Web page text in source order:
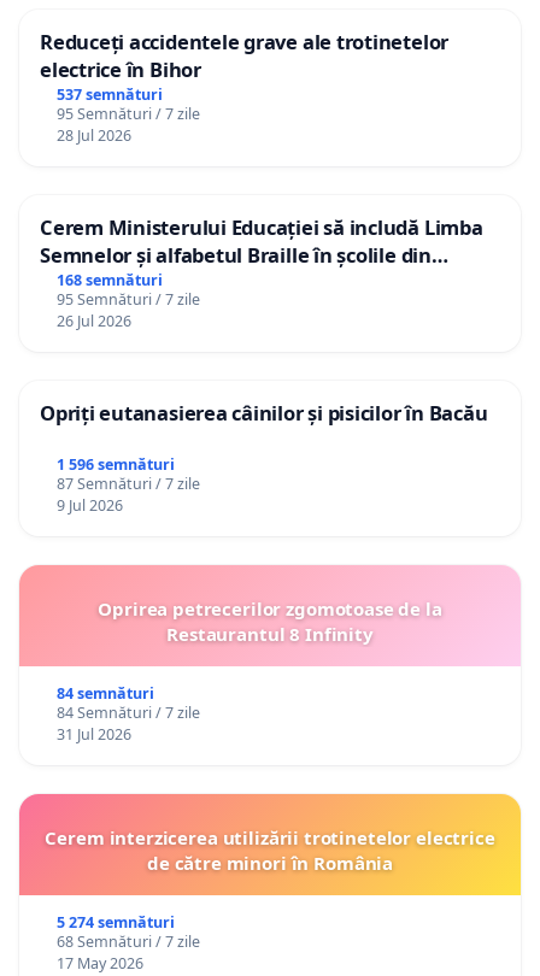
President Băsescu, but failed to do so because of a
few hundred thousands votes short for the
threshold?
hope that you will take into consideration our
legitimate demand.
EUROPEAN COMMISSION FOR DEMOCRACY
THROUGH LAW (VENICE COMMISSION)
Reduceți accidentele grave ale trotinetelor
electrice în Bihor
537 semnături
95 Semnături / 7 zile
28 Jul 2026
Cerem Ministerului Educației să includă Limba
Semnelor și alfabetul Braille în școlile din
Republica Moldova!
168 semnături
95 Semnături / 7 zile
26 Jul 2026
Opriți eutanasierea câinilor și pisicilor în Bacău
1 596 semnături
87 Semnături / 7 zile
9 Jul 2026
Oprirea petrecerilor zgomotoase de la
Restaurantul 8 Infinity
84 semnături
84 Semnături / 7 zile
31 Jul 2026
Cerem interzicerea utilizării trotinetelor electrice
de către minori în România
5 274 semnături
68 Semnături / 7 zile
17 May 2026